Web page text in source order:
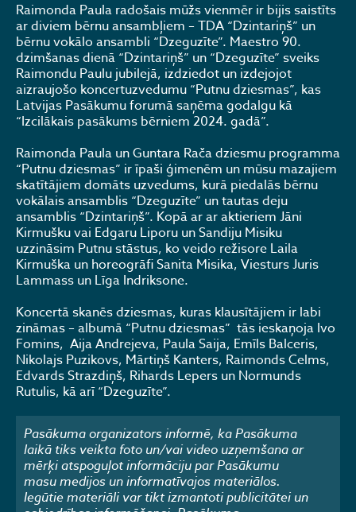
Raimonda Paula radošais mūžs vienmēr ir bijis saistīts
ar diviem bērnu ansambļiem – TDA “Dzintariņš” un
bērnu vokālo ansambli “Dzeguzīte”. Maestro 90.
dzimšanas dienā “Dzintariņš” un “Dzeguzīte” sveiks
Raimondu Paulu jubilejā, izdziedot un izdejojot
aizraujošo koncertuzvedumu “Putnu dziesmas”, kas
Latvijas Pasākumu forumā saņēma godalgu kā
“Izcilākais pasākums bērniem 2024. gadā”.
Raimonda Paula un Guntara Rača dziesmu programma
“Putnu dziesmas” ir īpaši ģimenēm un mūsu mazajiem
skatītājiem domāts uzvedums, kurā piedalās bērnu
vokālais ansamblis “Dzeguzīte” un tautas deju
ansamblis “Dzintariņš”. Kopā ar ar aktieriem Jāni
Kirmušku vai Edgaru Liporu un Sandiju Misiku
uzzināsim Putnu stāstus, ko veido režisore Laila
Kirmuška un horeogrāfi Sanita Misika, Viesturs Juris
Lammass un Līga Indriksone.
Koncertā skanēs dziesmas, kuras klausītājiem ir labi
zināmas – albumā “Putnu dziesmas” tās ieskaņoja Ivo
Fomins, Aija Andrejeva, Paula Saija, Emīls Balceris,
Nikolajs Puzikovs, Mārtiņš Kanters, Raimonds Celms,
Edvards Strazdiņš, Rihards Lepers un Normunds
Rutulis, kā arī “Dzeguzīte”.
Pasākuma organizators informē, ka Pasākuma
laikā tiks veikta foto un/vai video uzņemšana ar
mērķi atspoguļot informāciju par Pasākumu
masu medijos un informatīvajos materiālos.
Iegūtie materiāli var tikt izmantoti publicitātei un